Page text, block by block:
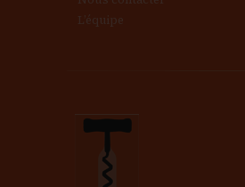
L’équipe